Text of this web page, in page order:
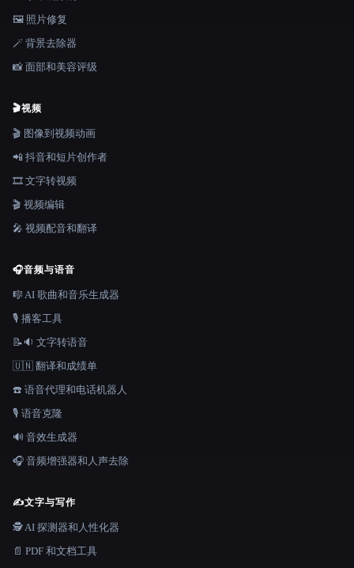
🖼️ 照片修复
🪄 背景去除器
📸 面部和美容评级
🎬视频
🎬 图像到视频动画
📲 抖音和短片创作者
🎞️ 文字转视频
🎬 视频编辑
🎤 视频配音和翻译
🎧音频与语音
🎼 AI 歌曲和音乐生成器
🎙️ 播客工具
📝🔉 文字转语音
🇺🇳 翻译和成绩单
☎️ 语音代理和电话机器人
🎙️ 语音克隆
🔊 音效生成器
🎧 音频增强器和人声去除
✍️文字与写作
🕵️ AI 探测器和人性化器
📄 PDF 和文档工具